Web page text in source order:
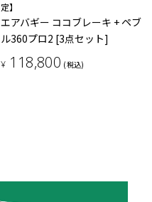
定】
エアバギー ココブレーキ + ペブ
ル360プロ2 [3点セット]
¥ 118,800 (税込)